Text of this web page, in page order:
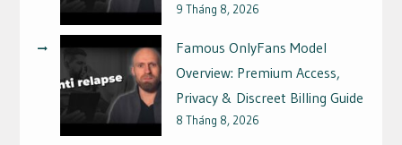
9 Tháng 8, 2026
Famous OnlyFans Model
Overview: Premium Access,
Privacy & Discreet Billing Guide
8 Tháng 8, 2026